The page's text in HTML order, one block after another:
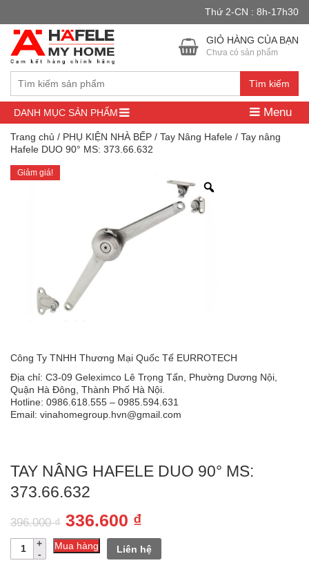
Thứ 2-CN : 8h-17h30
Tìm kiếm
GIỎ HÀNG CỦA BẠN
Chưa có sản phẩm
DANH MỤC SẢN PHẨM Menu
Trang chủ / PHỤ KIỆN NHÀ BẾP / Tay Nâng Hafele / Tay nâng
Hafele DUO 90° MS: 373.66.632
Giảm giá!
Công Ty TNHH Thương Mại Quốc Tế EURROTECH
Địa chỉ: C3-09 Geleximco Lê Trọng Tấn, Phường Dương Nội,
Quận Hà Đông, Thành Phố Hà Nội.
Hotline: 0986.618.555 – 0985.594.631
Email: vinahomegroup.hvn@gmail.com
TAY NÂNG HAFELE DUO 90° MS:
373.66.632
396.000₫ Giá
gốc
336.600 ₫
hiện
tại
Số
lượng
Mua hàng Liên hệ
Đây là cửa hàng demo nhằm mục đích thử nghiệm — các đơn hàng
sẽ không có hiệu lực.